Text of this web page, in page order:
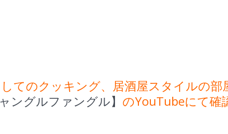
てのクッキング、居酒屋スタイルの部
ャングルファングル】 のYouTubeにて確